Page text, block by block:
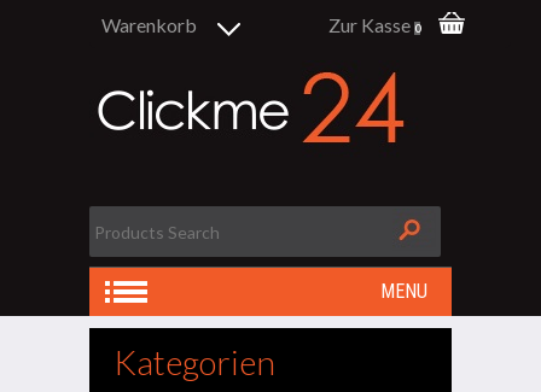
Warenkorb Zur Kasse 0
MENU
Kategorien